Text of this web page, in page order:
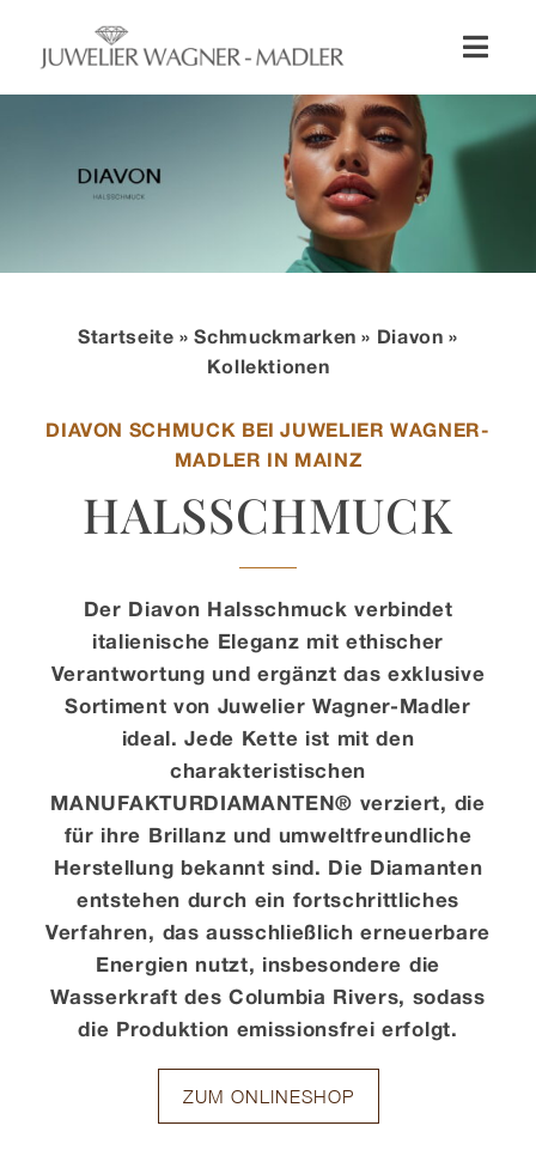
springen
Schmuck
Wellendorff
Hochzeit
Service & Leistungen
Startseite »Schmuckmarken » Diavon »
Kollektionen
DIAVON SCHMUCK BEI JUWELIER WAGNER-
MADLER IN MAINZ
HALSSCHMUCK
Der Diavon Halsschmuck verbindet
italienische Eleganz mit ethischer
Verantwortung und ergänzt das exklusive
Sortiment von Juwelier Wagner-Madler
ideal. Jede Kette ist mit den
charakteristischen
MANUFAKTURDIAMANTEN® verziert, die
für ihre Brillanz und umweltfreundliche
Herstellung bekannt sind. Die Diamanten
entstehen durch ein fortschrittliches
Verfahren, das ausschließlich erneuerbare
Energien nutzt, insbesondere die
Wasserkraft des Columbia Rivers, sodass
die Produktion emissionsfrei erfolgt.
ZUM ONLINESHOP